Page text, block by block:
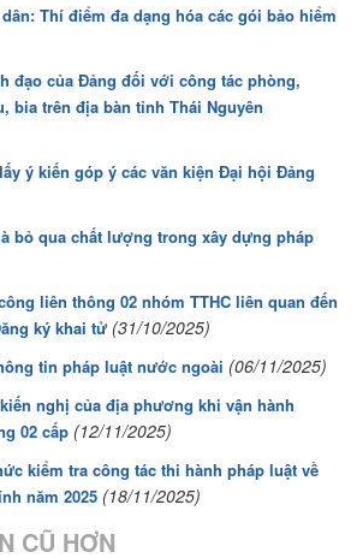
Thí điểm đa dạng hóa các gói bảo hiểm
đạo của Đảng đối với công tác phòng,
bia trên địa bàn tỉnh Thái Nguyên
ý kiến góp ý các văn kiện Đại hội Đảng
bỏ qua chất lượng trong xây dựng pháp
liên thông 02 nhóm TTHC liên quan đến
ký khai tử (31/10/2025)
tin pháp luật nước ngoài (06/11/2025)
nghị của địa phương khi vận hành
02 cấp (12/11/2025)
kiểm tra công tác thi hành pháp luật về
năm 2025 (18/11/2025)
CŨ HƠN